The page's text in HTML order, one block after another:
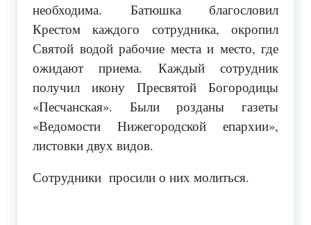
необходима. Батюшка благословил
Крестом каждого сотрудника, окропил
Святой водой рабочие места и место, где
ожидают приема. Каждый сотрудник
получил икону Пресвятой Богородицы
«Песчанская». Были розданы газеты
«Ведомости Нижегородской епархии»,
листовки двух видов.
Сотрудники просили о них молиться.